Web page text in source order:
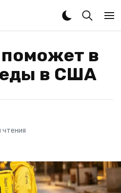
в
еды в США
чтения